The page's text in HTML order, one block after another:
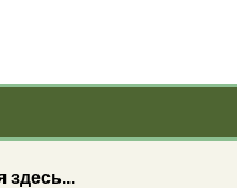
здесь...